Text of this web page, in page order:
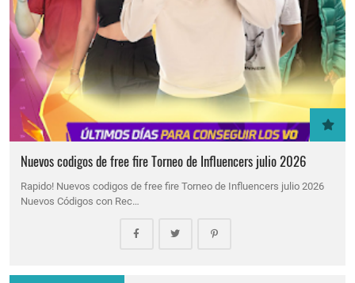
Nuevos codigos de free fire Torneo de Influencers julio 2026
Rapido! Nuevos codigos de free fire Torneo de Influencers julio 2026
Nuevos Códigos con Rec…